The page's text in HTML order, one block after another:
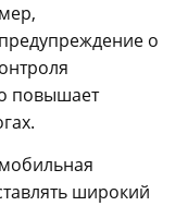
о
повышает
широкий